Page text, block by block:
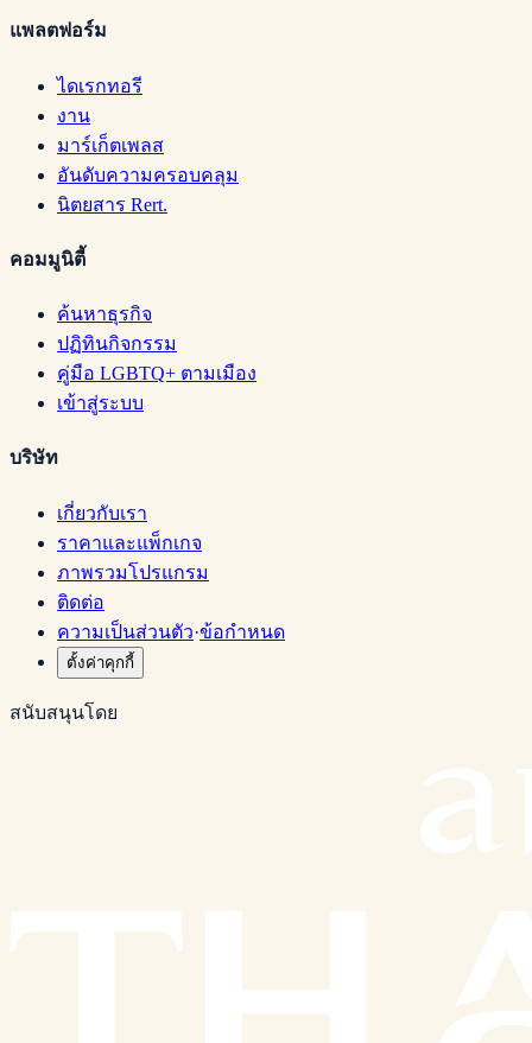
แพลตฟอร์ม
ไดเรกทอรี
งาน
มาร์เก็ตเพลส
อันดับความครอบคลุม
นิตยสาร Rert.
คอมมูนิตี้
ค้นหาธุรกิจ
ปฏิทินกิจกรรม
คู่มือ LGBTQ+ ตามเมือง
เข้าสู่ระบบ
บริษัท
เกี่ยวกับเรา
ราคาและแพ็กเกจ
ภาพรวมโปรแกรม
ติดต่อ
ความเป็นส่วนตัว·ข้อกำหนด
ตั้งค่าคุกกี้
สนับสนุนโดย